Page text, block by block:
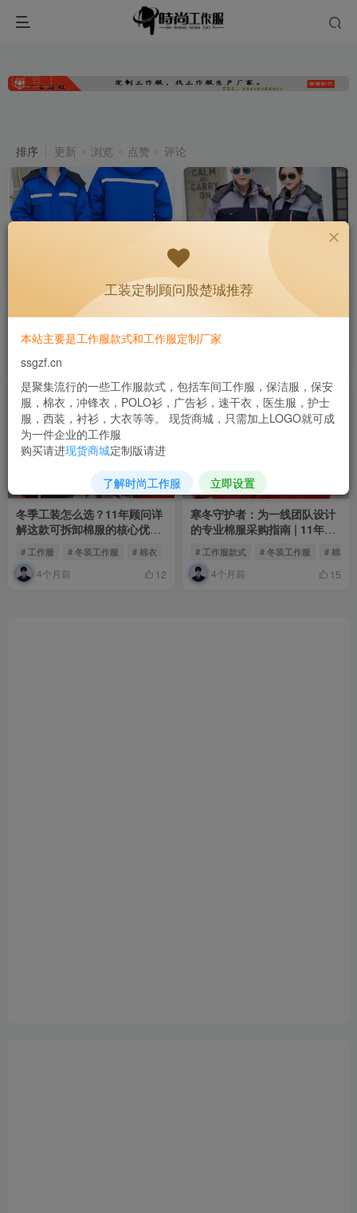
广告
防风、保暖面料，内衬加厚绒或羽绒，兼顾舒适与灵活。殷楚珹顾问
11年经验，支持小批量、来图打样，一对一选型指导，为企业提供温
排序 更新 浏览 点赞 评论
冬季工作服选春秋装还是棉
衣？11年顾问：这些岗位必须
# 工作服 # 冬装工作服 # 棉衣
4个月前
工作服棉衣“修身版型”真的不
臃肿吗？11年顾问的客观解读
# 工作服
冬季工装怎么选？11年顾问详
解这款可拆卸棉服的核心优势
| 殷楚珹
# 工作服 # 冬装工作服 # 棉衣
4个月前 12
寒冬守护者：为一线团队设计
的专业棉服采购指南 | 11年工
装定制顾问殷楚珹
# 工作服款式 # 冬装工作服 # 棉衣
4个月前 15
工装定制顾问殷楚珹推荐
本站主要是工作服款式和工作服定制厂家
ssgzf.cn
是聚集流行的一些工作服款式，包括车间工作服，保洁服，保安
服，棉衣，冲锋衣，POLO衫，广告衫，速干衣，医生服，护士
服，西装，衬衫，大衣等等。 现货商城，只需加上LOGO就可成
为一件企业的工作服
购买请进现货商城定制版请进
了解时尚工作服 立即设置